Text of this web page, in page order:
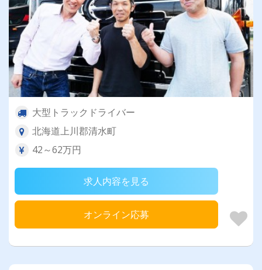
大型トラックドライバー
北海道上川郡清水町
42～62万円
求人内容を見る
オンライン応募